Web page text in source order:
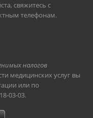
свяжитесь с
телефонам.
налогов
медицинских услуг вы
или по
03-03.